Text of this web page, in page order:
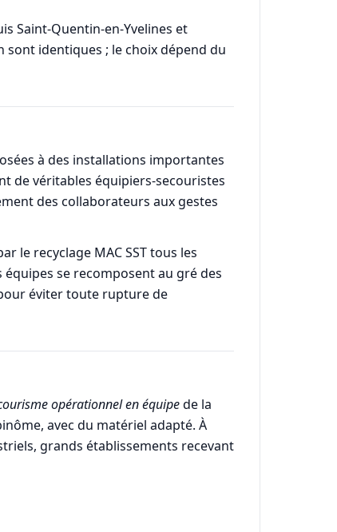
Saint-Quentin-en-Yvelines et
identiques ; le choix dépend du
à des installations importantes
de véritables équipiers-secouristes
des collaborateurs aux gestes
le recyclage MAC SST tous les
se recomposent au gré des
éviter toute rupture de
opérationnel en équipede la
avec du matériel adapté. À
grands établissements recevant